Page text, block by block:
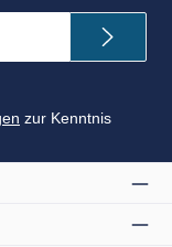
zur Kenntnis